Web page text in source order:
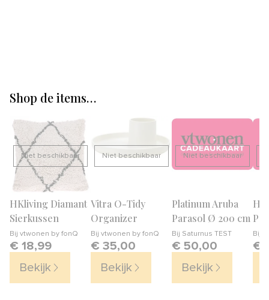
Shop de items…
Niet beschikbaar
HKliving Diamant
Sierkussen
Bij vtwonen by fonQ
€ 18,99
Bekijk
Niet beschikbaar
Vitra O-Tidy
Organizer
Bij vtwonen by fonQ
€ 35,00
Bekijk
Niet beschikbaar
Platinum Aruba
Parasol Ø 200 cm
Bij Saturnus TEST
€ 50,00
Bekijk
cm
Bij
€